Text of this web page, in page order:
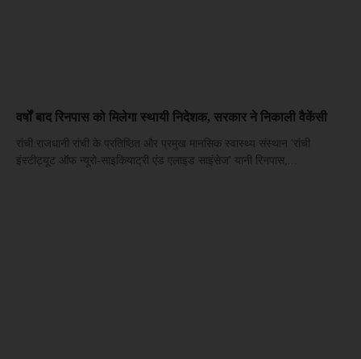
वर्षों बाद रिनपास को मिलेगा स्थायी निदेशक, सरकार ने निकाली वैकेंसी
रांची:राजधानी रांची के प्रतिष्ठित और प्रमुख मानसिक स्वास्थ्य संस्थान 'रांची
इंस्टीट्यूट ऑफ न्यूरो-साइकियाट्री एंड एलाइड साइंसेज' यानी रिनपास,...